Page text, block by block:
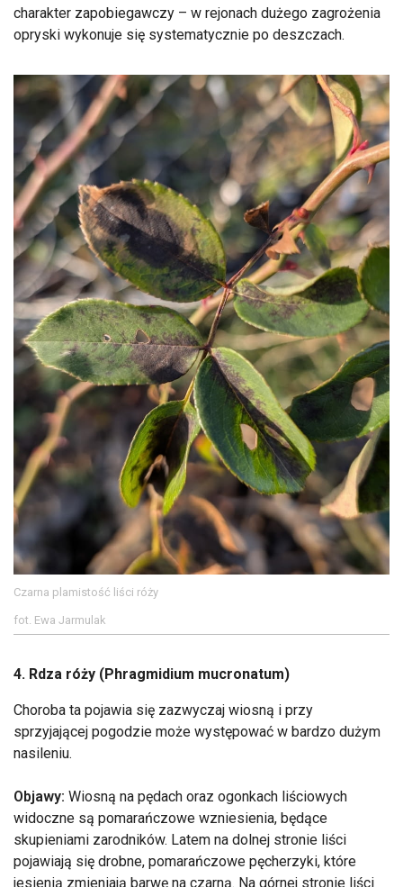
charakter zapobiegawczy – w rejonach dużego zagrożenia
opryski wykonuje się systematycznie po deszczach.
Czarna plamistość liści róży
fot. Ewa Jarmulak
4. Rdza róży (Phragmidium mucronatum)
Choroba ta pojawia się zazwyczaj wiosną i przy
sprzyjającej pogodzie może występować w bardzo dużym
nasileniu.
Objawy: Wiosną na pędach oraz ogonkach liściowych
widoczne są pomarańczowe wzniesienia, będące
skupieniami zarodników. Latem na dolnej stronie liści
pojawiają się drobne, pomarańczowe pęcherzyki, które
jesienią zmieniają barwę na czarną. Na górnej stronie liści